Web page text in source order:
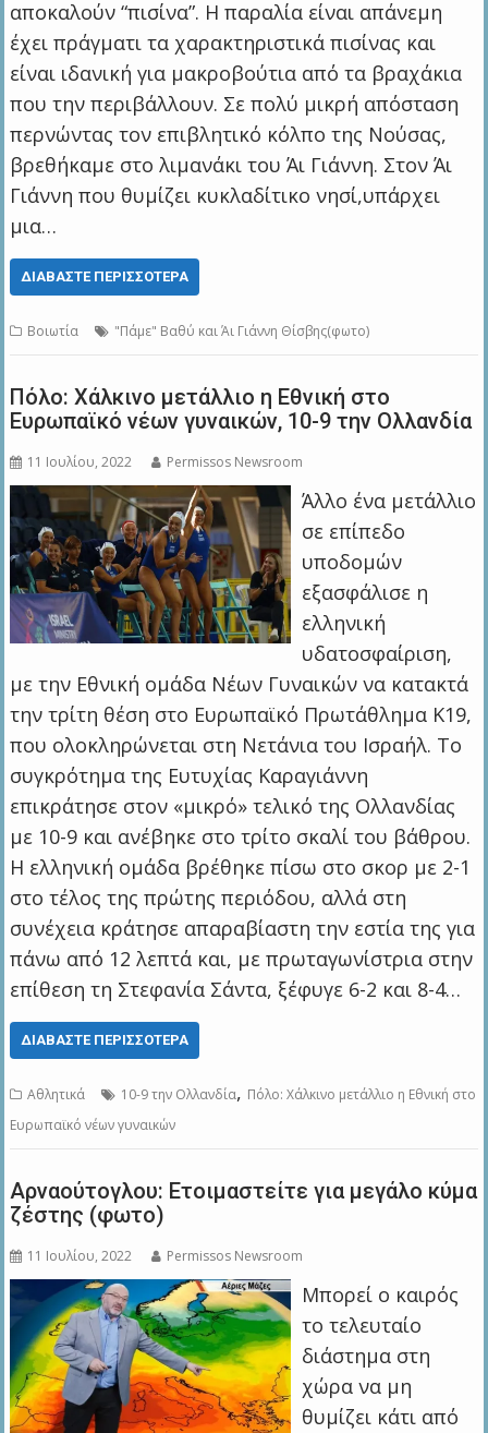
αποκαλούν “πισίνα”. Η παραλία είναι απάνεμη
έχει πράγματι τα χαρακτηριστικά πισίνας και
είναι ιδανική για μακροβούτια από τα βραχάκια
που την περιβάλλουν. Σε πολύ μικρή απόσταση
περνώντας τον επιβλητικό κόλπο της Νούσας,
βρεθήκαμε στο λιμανάκι του Άι Γιάννη. Στον Άι
Γιάννη που θυμίζει κυκλαδίτικο νησί,υπάρχει
μια…
ΔΙΑΒΆΣΤΕ ΠΕΡΙΣΣΌΤΕΡΑ
Βοιωτία "Πάμε" Βαθύ και Άι Γιάννη Θίσβης(φωτο)
Πόλο: Χάλκινο μετάλλιο η Εθνική στο
Ευρωπαϊκό νέων γυναικών, 10-9 την Ολλανδία
11 Ιουλίου, 2022 Permissos Newsroom
Άλλο ένα μετάλλιο
σε επίπεδο
υποδομών
εξασφάλισε η
ελληνική
υδατοσφαίριση,
με την Εθνική ομάδα Νέων Γυναικών να κατακτά
την τρίτη θέση στο Ευρωπαϊκό Πρωτάθλημα Κ19,
που ολοκληρώνεται στη Νετάνια του Ισραήλ. Το
συγκρότημα της Ευτυχίας Καραγιάννη
επικράτησε στον «μικρό» τελικό της Ολλανδίας
με 10-9 και ανέβηκε στο τρίτο σκαλί του βάθρου.
Η ελληνική ομάδα βρέθηκε πίσω στο σκορ με 2-1
στο τέλος της πρώτης περιόδου, αλλά στη
συνέχεια κράτησε απαραβίαστη την εστία της για
πάνω από 12 λεπτά και, με πρωταγωνίστρια στην
επίθεση τη Στεφανία Σάντα, ξέφυγε 6-2 και 8-4…
ΔΙΑΒΆΣΤΕ ΠΕΡΙΣΣΌΤΕΡΑ
Αθλητικά 10-9 την Ολλανδία, Πόλο: Χάλκινο μετάλλιο η Εθνική στο
Ευρωπαϊκό νέων γυναικών
Αρναούτογλου: Ετοιμαστείτε για μεγάλο κύμα
ζέστης (φωτο)
11 Ιουλίου, 2022 Permissos Newsroom
Μπορεί ο καιρός
το τελευταίο
διάστημα στη
χώρα να μη
θυμίζει κάτι από